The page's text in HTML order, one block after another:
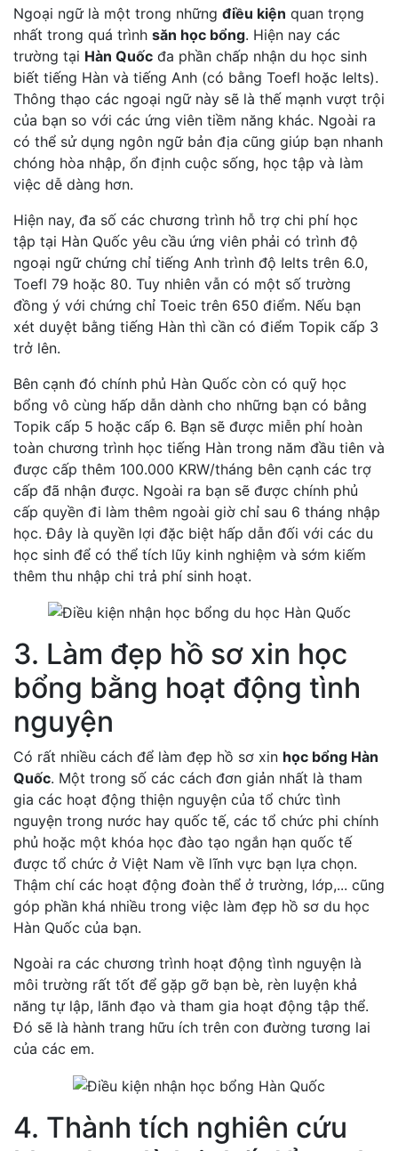
Ngoại ngữ là một trong những điều kiện quan trọng
nhất trong quá trình săn học bổng. Hiện nay các
trường tại Hàn Quốc đa phần chấp nhận du học sinh
biết tiếng Hàn và tiếng Anh (có bằng Toefl hoặc Ielts).
Thông thạo các ngoại ngữ này sẽ là thế mạnh vượt trội
của bạn so với các ứng viên tiềm năng khác. Ngoài ra
có thể sử dụng ngôn ngữ bản địa cũng giúp bạn nhanh
chóng hòa nhập, ổn định cuộc sống, học tập và làm
việc dễ dàng hơn.
Hiện nay, đa số các chương trình hỗ trợ chi phí học
tập tại Hàn Quốc yêu cầu ứng viên phải có trình độ
ngoại ngữ chứng chỉ tiếng Anh trình độ Ielts trên 6.0,
Toefl 79 hoặc 80. Tuy nhiên vẫn có một số trường
đồng ý với chứng chỉ Toeic trên 650 điểm. Nếu bạn
xét duyệt bằng tiếng Hàn thì cần có điểm Topik cấp 3
trở lên.
Bên cạnh đó chính phủ Hàn Quốc còn có quỹ học
bổng vô cùng hấp dẫn dành cho những bạn có bằng
Topik cấp 5 hoặc cấp 6. Bạn sẽ được miễn phí hoàn
toàn chương trình học tiếng Hàn trong năm đầu tiên và
được cấp thêm 100.000 KRW/tháng bên cạnh các trợ
cấp đã nhận được. Ngoài ra bạn sẽ được chính phủ
cấp quyền đi làm thêm ngoài giờ chỉ sau 6 tháng nhập
học. Đây là quyền lợi đặc biệt hấp dẫn đối với các du
học sinh để có thể tích lũy kinh nghiệm và sớm kiếm
thêm thu nhập chi trả phí sinh hoạt.
3. Làm đẹp hồ sơ xin học
bổng bằng hoạt động tình
nguyện
Có rất nhiều cách để làm đẹp hồ sơ xin học bổng Hàn
Quốc. Một trong số các cách đơn giản nhất là tham
gia các hoạt động thiện nguyện của tổ chức tình
nguyện trong nước hay quốc tế, các tổ chức phi chính
phủ hoặc một khóa học đào tạo ngắn hạn quốc tế
được tổ chức ở Việt Nam về lĩnh vực bạn lựa chọn.
Thậm chí các hoạt động đoàn thể ở trường, lớp,... cũng
góp phần khá nhiều trong việc làm đẹp hồ sơ du học
Hàn Quốc của bạn.
Ngoài ra các chương trình hoạt động tình nguyện là
môi trường rất tốt để gặp gỡ bạn bè, rèn luyện khả
năng tự lập, lãnh đạo và tham gia hoạt động tập thể.
Đó sẽ là hành trang hữu ích trên con đường tương lai
của các em.
4. Thành tích nghiên cứu